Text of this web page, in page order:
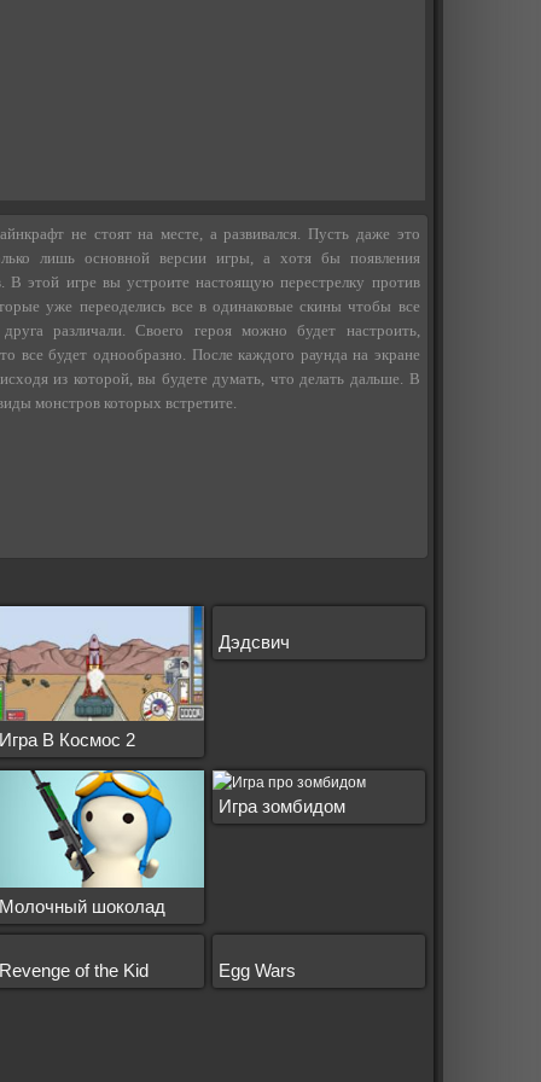
не стоят на месте, а развивался. Пусть даже это
лишь основной версии игры, а хотя бы появления
В этой игре вы устроите настоящую перестрелку против
уже переоделись все в одинаковые скины чтобы все
различали. Своего героя можно будет настроить,
все будет однообразно. После каждого раунда на экране
из которой, вы будете думать, что делать дальше. В
монстров которых встретите.
Игра В Космос 2
Дэдсвич
Молочный шоколад
Игра зомбидом
Revenge of the Kid Egg Wars